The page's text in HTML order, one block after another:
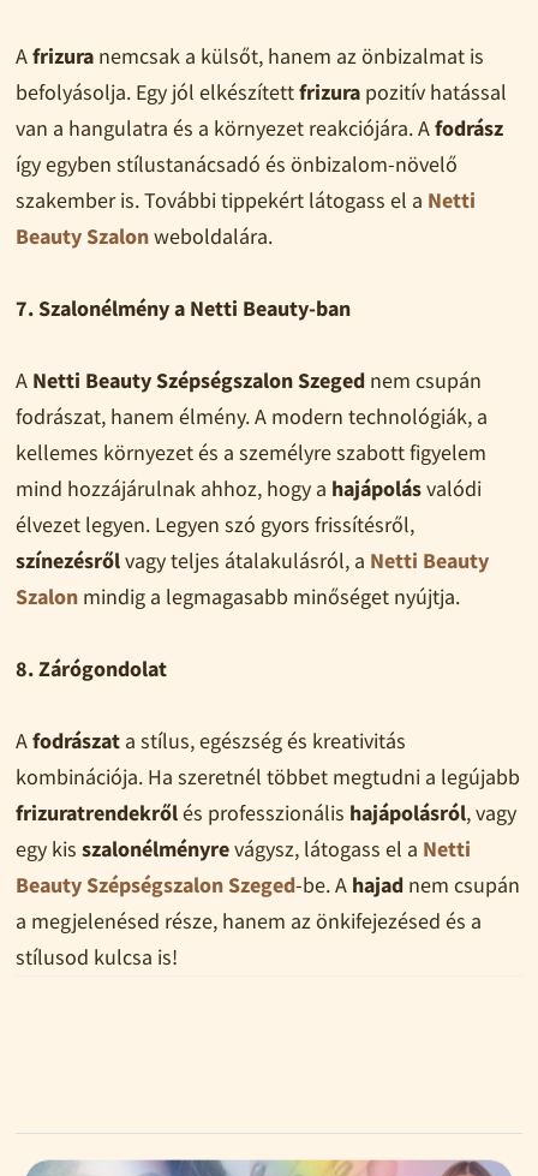
Afrizuranemcsak a külsőt, hanem az önbizalmat is
befolyásolja. Egy jól elkészítettfrizurapozitív hatással
van a hangulatra és a környezet reakciójára. Afodrász
így egyben stílustanácsadó és önbizalom-növelő
szakember is. További tippekért látogass el a Netti
Beauty Szalonweboldalára.
7. Szalonélmény a Netti Beauty-ban
A Netti Beauty Szépségszalon Szegednem csupán
fodrászat, hanem élmény. A modern technológiák, a
kellemes környezet és a személyre szabott figyelem
mind hozzájárulnak ahhoz, hogy a hajápolásvalódi
élvezet legyen. Legyen szó gyors frissítésről,
színezésrőlvagy teljes átalakulásról, a Netti Beauty
Szalonmindig a legmagasabb minőséget nyújtja.
8. Zárógondolat
Afodrászata stílus, egészség és kreativitás
kombinációja. Ha szeretnél többet megtudni a legújabb
frizuratrendekrőlés professzionális hajápolásról, vagy
egy kis szalonélményrevágysz, látogass el a Netti
Beauty Szépségszalon Szeged-be. A hajadnem csupán
a megjelenésed része, hanem az önkifejezésed és a
stílusod kulcsa is!